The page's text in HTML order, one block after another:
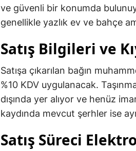
ve güvenli bir konumda
genellikle yazlık ev ve bahçe
Satış Bilgileri ve
Satışa çıkarılan bağın
%10 KDV uygulanacak.
dışında yer alıyor ve henüz
kaydında mevcut şerhler ise
Satış Süreci